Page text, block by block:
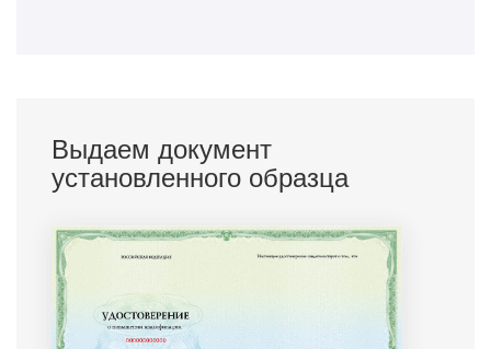
Выдаем документ
установленного образца